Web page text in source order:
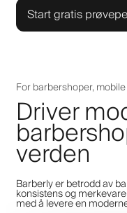
Start gratis
For barbershoper,
Driver
verden
Barberly er betrodd av
konsistens og
med å levere en